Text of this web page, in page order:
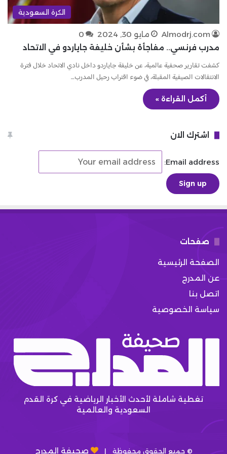
الكرة السعودية
Almodrj.com مايو 30, 2024
0
مدرب فرنسي.. مفاجأة بشأن خليفة جاياردو في الاتحاد
كشفت تقارير صحفية عالمية، عن خليفة جاياردو داخل نادي الاتحاد خلال فترة
الانتقالات الصيفية المقبلة، في ضوء اقتراب رحيل المدرب…
أكمل القراءة »
اشترك الان
Email address:
صفحات
الصفحة الرئيسية
عن المدرج
اتصل بنا
سياسة الخصوصية
تغطية شاملة لأحدث الأخبار الرياضية في كرة القدم
السعودية والعالمية
© جميع الحقوق محفوظة | صحيفة المدرج